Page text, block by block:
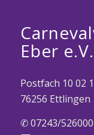
Eber e.V.
Postfach 10 02
76256 Ettlingen
✆ 07243/526000